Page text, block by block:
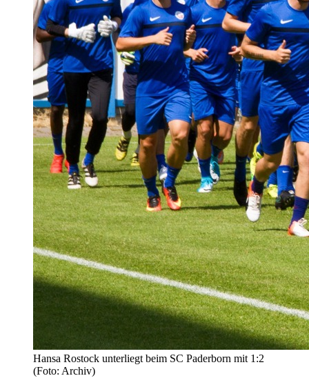
Hansa Rostock unterliegt beim SC Paderborn mit 1:2
(Foto: Archiv)